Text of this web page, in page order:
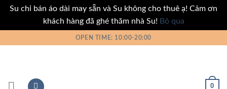
Su chỉ bán áo dài may sẵn và Su không cho thuê ạ! Cảm ơn
khách hàng đã ghé thăm nhà Su! Bỏ qua
OPEN TIME: 10:00-20:00
0